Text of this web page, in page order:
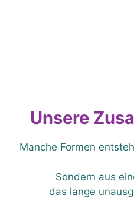
Unsere
Manche Formen
Sondern aus
das lange